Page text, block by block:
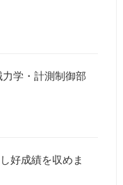
学・計測制御部
好成績を収めま